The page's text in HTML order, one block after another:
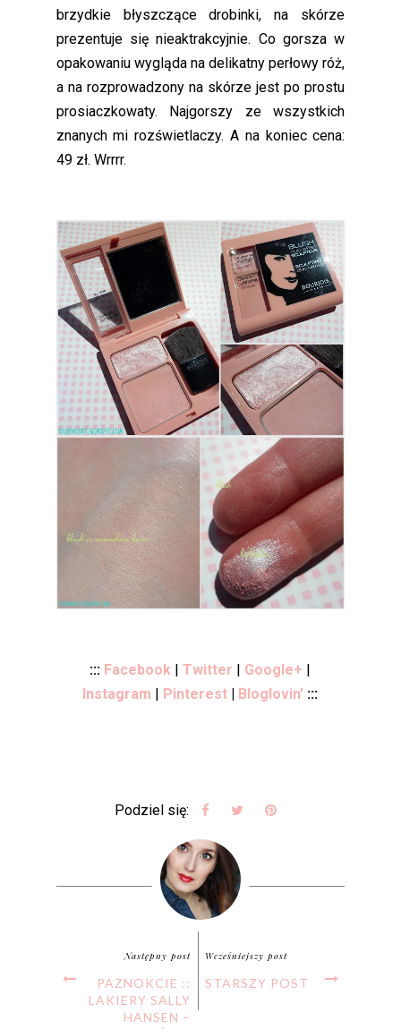
brzydkie błyszczące drobinki, na skórze
prezentuje się nieaktrakcyjnie. Co gorsza w
opakowaniu wygląda na delikatny perłowy róż,
a na rozprowadzony na skórze jest po prostu
prosiaczkowaty. Najgorszy ze wszystkich
znanych mi rozświetlaczy. A na koniec cena:
49 zł. Wrrrr.
::: Facebook |Twitter | Google+ |
Instagram | Pinterest | Bloglovin' :::
Podziel się:
Następny post
PAZNOKCIE ::
LAKIERY SALLY
HANSEN –
Wcześniejszy post
STARSZY POST